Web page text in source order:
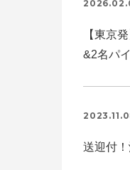
【東京
&2名パ
送迎付